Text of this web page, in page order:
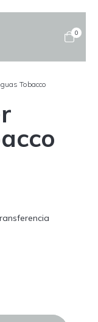
0
Tobacco